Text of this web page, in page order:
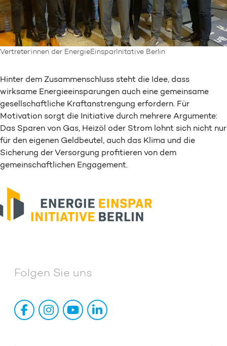
Vertreter:innen der EnergieEinsparInitative Berlin
Hinter dem Zusammenschluss steht die Idee, dass
wirksame Energieeinsparungen auch eine gemeinsame
gesellschaftliche Kraftanstrengung erfordern. Für
Motivation sorgt die Initiative durch mehrere Argumente:
Das Sparen von Gas, Heizöl oder Strom lohnt sich nicht nur
für den eigenen Geldbeutel, auch das Klima und die
Sicherung der Versorgung profitieren von dem
gemeinschaftlichen Engagement.
Folgen Sie uns